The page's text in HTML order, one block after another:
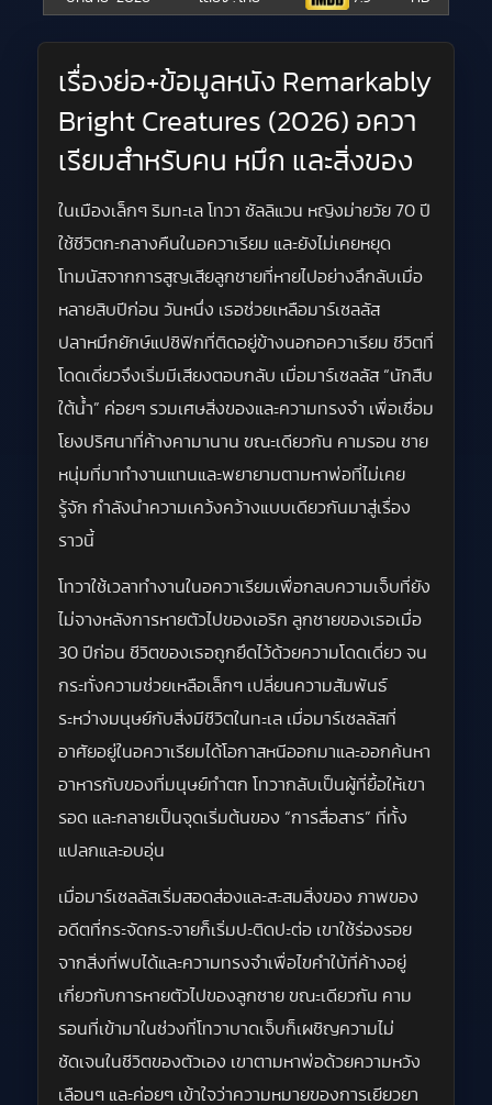
เรื่องย่อ+ข้อมูลหนัง Remarkably
Bright Creatures (2026) อควา
เรียมสำหรับคน หมึก และสิ่งของ
ในเมืองเล็กๆ ริมทะเล โทวา ซัลลิแวน หญิงม่ายวัย 70 ปี
ใช้ชีวิตกะกลางคืนในอควาเรียม และยังไม่เคยหยุด
โทมนัสจากการสูญเสียลูกชายที่หายไปอย่างลึกลับเมื่อ
หลายสิบปีก่อน วันหนึ่ง เธอช่วยเหลือมาร์เซลลัส
ปลาหมึกยักษ์แปซิฟิกที่ติดอยู่ข้างนอกอควาเรียม ชีวิตที่
โดดเดี่ยวจึงเริ่มมีเสียงตอบกลับ เมื่อมาร์เซลลัส “นักสืบ
ใต้น้ำ” ค่อยๆ รวมเศษสิ่งของและความทรงจำ เพื่อเชื่อม
โยงปริศนาที่ค้างคามานาน ขณะเดียวกัน คามรอน ชาย
หนุ่มที่มาทำงานแทนและพยายามตามหาพ่อที่ไม่เคย
รู้จัก กำลังนำความเคว้งคว้างแบบเดียวกันมาสู่เรื่อง
ราวนี้
โทวาใช้เวลาทำงานในอควาเรียมเพื่อกลบความเจ็บที่ยัง
ไม่จางหลังการหายตัวไปของเอริก ลูกชายของเธอเมื่อ
30 ปีก่อน ชีวิตของเธอถูกยึดไว้ด้วยความโดดเดี่ยว จน
กระทั่งความช่วยเหลือเล็กๆ เปลี่ยนความสัมพันธ์
ระหว่างมนุษย์กับสิ่งมีชีวิตในทะเล เมื่อมาร์เซลลัสที่
อาศัยอยู่ในอควาเรียมได้โอกาสหนีออกมาและออกค้นหา
อาหารกับของที่มนุษย์ทำตก โทวากลับเป็นผู้ที่ยื้อให้เขา
รอด และกลายเป็นจุดเริ่มต้นของ “การสื่อสาร” ที่ทั้ง
แปลกและอบอุ่น
เมื่อมาร์เซลลัสเริ่มสอดส่องและสะสมสิ่งของ ภาพของ
อดีตที่กระจัดกระจายก็เริ่มปะติดปะต่อ เขาใช้ร่องรอย
จากสิ่งที่พบได้และความทรงจำเพื่อไขคำใบ้ที่ค้างอยู่
เกี่ยวกับการหายตัวไปของลูกชาย ขณะเดียวกัน คาม
รอนที่เข้ามาในช่วงที่โทวาบาดเจ็บก็เผชิญความไม่
ชัดเจนในชีวิตของตัวเอง เขาตามหาพ่อด้วยความหวัง
เลือนๆ และค่อยๆ เข้าใจว่าความหมายของการเยียวยา